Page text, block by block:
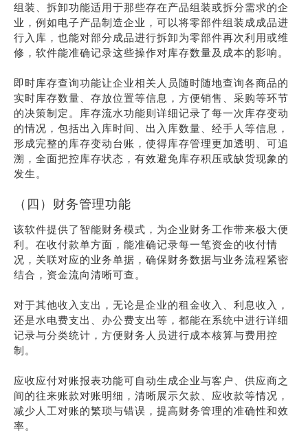
组装、拆卸功能适用于那些存在产品组装或拆分需求的企
业，例如电子产品制造企业，可以将零部件组装成成品进
行入库，也能对部分成品进行拆卸为零部件再次利用或维
修，软件能准确记录这些操作对库存数量及成本的影响。
即时库存查询功能让企业相关人员随时随地查询各商品的
实时库存数量、存放位置等信息，方便销售、采购等环节
的决策制定。库存流水功能则详细记录了每一次库存变动
的情况，包括出入库时间、出入库数量、经手人等信息，
形成完整的库存变动台账，使得库存管理更加透明、可追
溯，全面把控库存状态，有效避免库存积压或缺货现象的
发生。
（四）财务管理功能
该软件提供了智能财务模式，为企业财务工作带来极大便
利。在收付款单方面，能准确记录每一笔资金的收付情
况，关联对应的业务单据，确保财务数据与业务流程紧密
结合，资金流向清晰可查。
对于其他收入支出，无论是企业的租金收入、利息收入，
还是水电费支出、办公费支出等，都能在系统中进行详细
记录与分类统计，方便财务人员进行成本核算与费用控
制。
应收应付对账报表功能可自动生成企业与客户、供应商之
间的往来账款对账明细，清晰展示欠款、应收款等情况，
减少人工对账的繁琐与错误，提高财务管理的准确性和效
率。